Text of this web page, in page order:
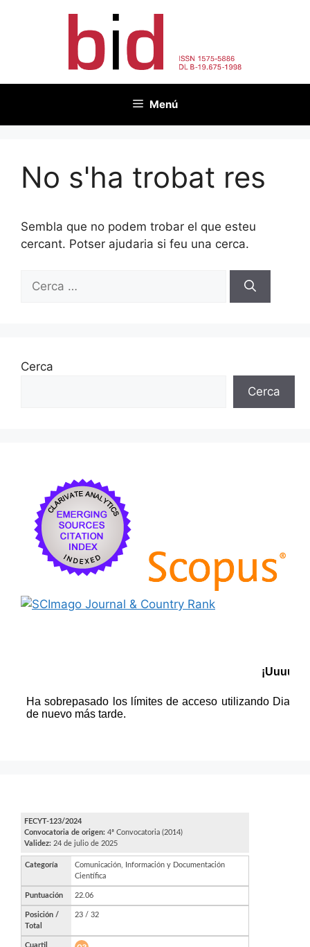
Menú
No s'ha trobat res
Sembla que no podem trobar el que esteu
cercant. Potser ajudaria si feu una cerca.
Cerca:
Cerca
Cerca